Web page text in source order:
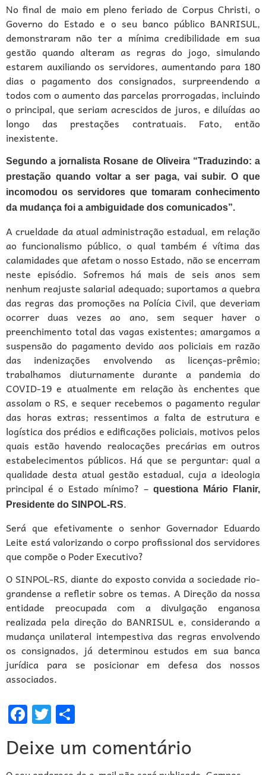
No final de maio em pleno feriado de Corpus Christi, o
Governo do Estado e o seu banco público BANRISUL,
demonstraram não ter a mínima credibilidade em sua
gestão quando alteram as regras do jogo, simulando
estarem auxiliando os servidores, aumentando para 180
dias o pagamento dos consignados, surpreendendo a
todos com o aumento das parcelas prorrogadas, incluindo
o principal, que seriam acrescidos de juros, e diluídas ao
longo das prestações contratuais. Fato, então
inexistente.
Segundo a jornalista Rosane de Oliveira “Traduzindo: a
prestação quando voltar a ser paga, vai subir. O que
incomodou os servidores que tomaram conhecimento
da mudança foi a ambiguidade dos comunicados”.
A crueldade da atual administração estadual, em relação
ao funcionalismo público, o qual também é vítima das
calamidades que afetam o nosso Estado, não se encerram
neste episódio. Sofremos há mais de seis anos sem
nenhum reajuste salarial adequado; suportamos a quebra
das regras das promoções na Polícia Civil, que deveriam
ocorrer duas vezes ao ano, sem sequer haver o
preenchimento total das vagas existentes; amargamos a
suspensão do pagamento devido aos policiais em razão
das indenizações envolvendo as licenças-prêmio;
trabalhamos diuturnamente durante a pandemia do
COVID-19 e atualmente em relação às enchentes que
assolam o RS, e sequer recebemos o pagamento regular
das horas extras; ressentimos a falta de estrutura e
logística dos prédios e edificações policiais, motivos pelos
quais estão havendo realocações precárias em outros
estabelecimentos públicos. Há que se perguntar: qual a
qualidade desta atual gestão estadual, cuja a ideologia
principal é o Estado mínimo? – questiona Mário Flanir,
Presidente do SINPOL-RS.
Será que efetivamente o senhor Governador Eduardo
Leite está valorizando o corpo profissional dos servidores
que compõe o Poder Executivo?
O SINPOL-RS, diante do exposto convida a sociedade rio-
grandense a refletir sobre os temas. A Direção da nossa
entidade preocupada com a divulgação enganosa
realizada pela direção do BANRISUL e, considerando a
mudança unilateral intempestiva das regras envolvendo
os consignados, já determinou estudos em sua banca
jurídica para se posicionar em defesa dos nossos
associados.
Facebook
Twitter
Deixe um comentário